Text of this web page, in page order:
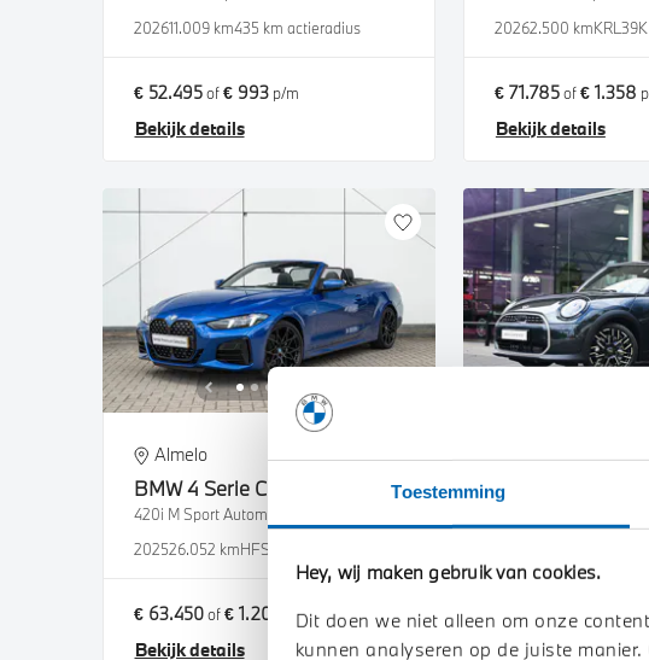
Toestemming
Hey, wij maken gebruik van cookies.
Dit doen we niet alleen om onze
kunnen analyseren op de juiste
202611.009 km435 km actieradius
€ 52.495of€ 993p/m
Bekijk details
20262.500 kmKRL39K
€ 71.785of€ 1.358
Bekijk details
Almelo
BMW 4 Serie Cabrio
420i M Sport Automaat
202526.052 kmHFS23H
€ 63.450of€ 1.201 p/m
Bekijk details
Venlo
MINI
€ 46.500of€ 880
Bekijk details